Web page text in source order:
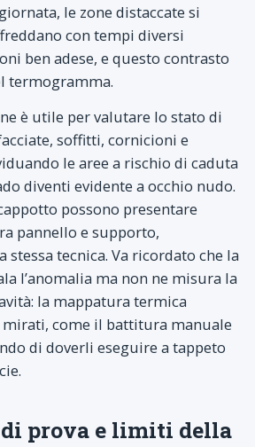
le zone distaccate si
con tempi diversi
ben adese, e questo contrasto
termogramma.
è utile per valutare lo stato di
soffitti, cornicioni e
le aree a rischio di caduta
diventi evidente a occhio nudo.
possono presentare
pannello e supporto,
stessa tecnica. Va ricordato che la
l’anomalia ma non ne misura la
la mappatura termica
come il battitura manuale
di doverli eseguire a tappeto
prova e limiti della